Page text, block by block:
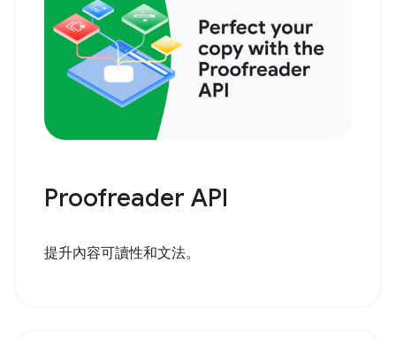
Proofreader API
提升內容可讀性和文法。